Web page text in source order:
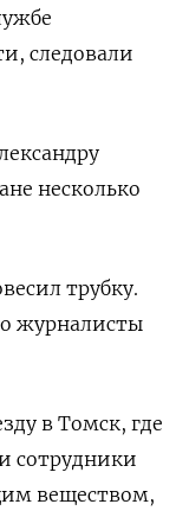
следовали
несколько
трубку.
журналисты
в Томск, где
сотрудники
веществом,